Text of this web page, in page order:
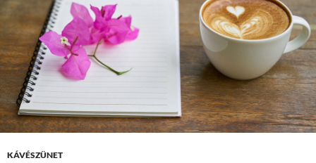
KÁVÉSZÜNET